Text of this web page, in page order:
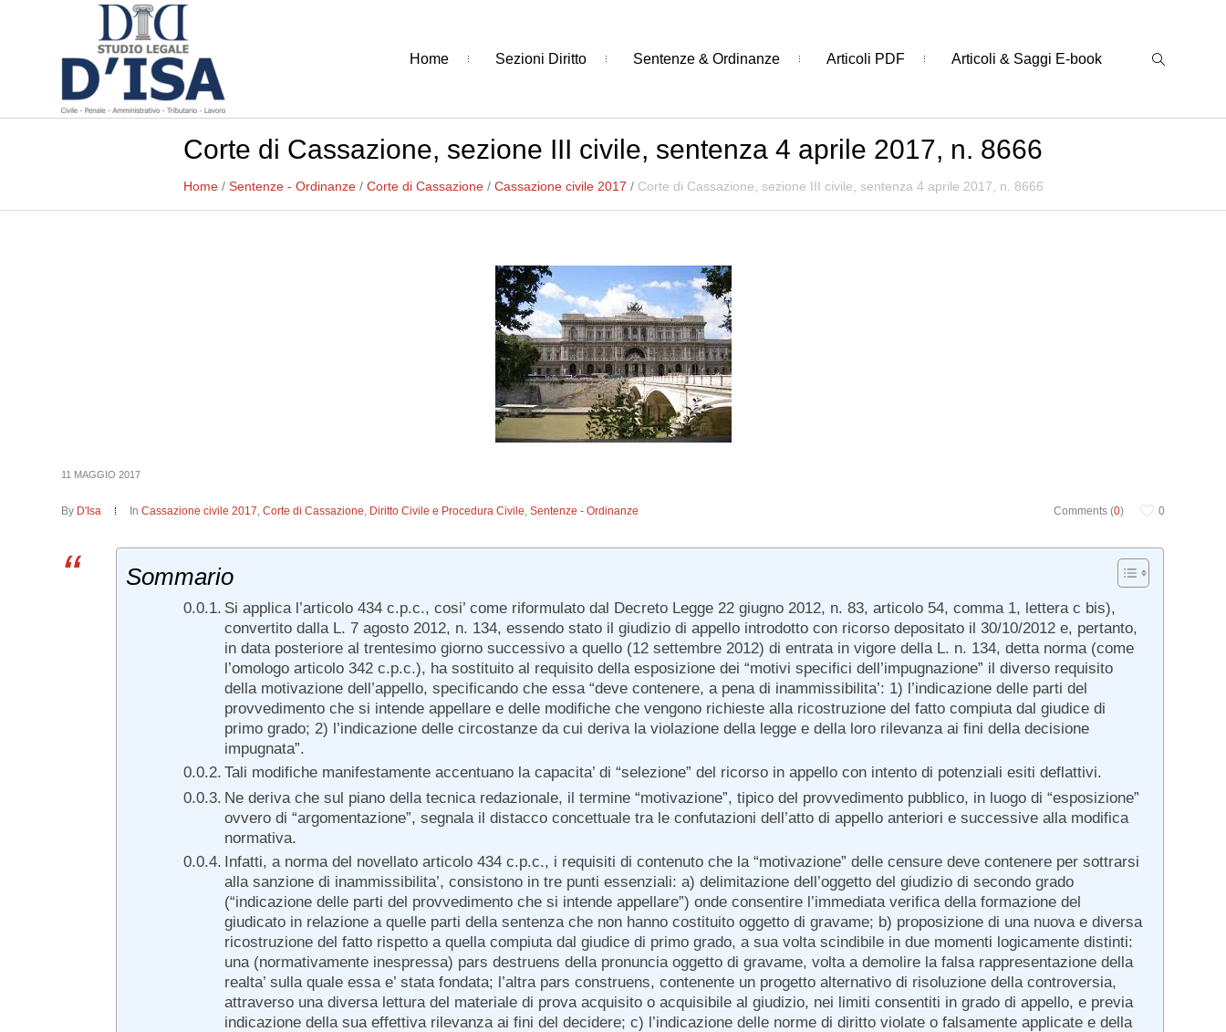
Home Sezioni Diritto Sentenze & Ordinanze Articoli PDF Articoli & Saggi E-book
Corte di Cassazione, sezione III civile, sentenza 4 aprile 2017, n. 8666
Home / Sentenze - Ordinanze / Corte di Cassazione / Cassazione civile 2017 / Corte di Cassazione, sezione III civile, sentenza 4 aprile 2017, n. 8666
11 MAGGIO 2017
Comments (0) 0
By D'Isa InCassazione civile 2017,Corte di Cassazione, Diritto Civile e Procedura Civile,Sentenze - Ordinanze
Sommario
Si applica l’articolo 434 c.p.c., cosi’ come riformulato dal Decreto Legge 22 giugno 2012, n. 83, articolo 54, comma 1, lettera c bis),
convertito dalla L. 7 agosto 2012, n. 134, essendo stato il giudizio di appello introdotto con ricorso depositato il 30/10/2012 e, pertanto,
in data posteriore al trentesimo giorno successivo a quello (12 settembre 2012) di entrata in vigore della L. n. 134, detta norma (come
l’omologo articolo 342 c.p.c.), ha sostituito al requisito della esposizione dei “motivi specifici dell’impugnazione” il diverso requisito
della motivazione dell’appello, specificando che essa “deve contenere, a pena di inammissibilita’: 1) l’indicazione delle parti del
provvedimento che si intende appellare e delle modifiche che vengono richieste alla ricostruzione del fatto compiuta dal giudice di
primo grado; 2) l’indicazione delle circostanze da cui deriva la violazione della legge e della loro rilevanza ai fini della decisione
impugnata”.
Tali modifiche manifestamente accentuano la capacita’ di “selezione” del ricorso in appello con intento di potenziali esiti deflattivi.
Ne deriva che sul piano della tecnica redazionale, il termine “motivazione”, tipico del provvedimento pubblico, in luogo di “esposizione”
ovvero di “argomentazione”, segnala il distacco concettuale tra le confutazioni dell’atto di appello anteriori e successive alla modifica
normativa.
Infatti, a norma del novellato articolo 434 c.p.c., i requisiti di contenuto che la “motivazione” delle censure deve contenere per sottrarsi
alla sanzione di inammissibilita’, consistono in tre punti essenziali: a) delimitazione dell’oggetto del giudizio di secondo grado
(“indicazione delle parti del provvedimento che si intende appellare”) onde consentire l’immediata verifica della formazione del
giudicato in relazione a quelle parti della sentenza che non hanno costituito oggetto di gravame; b) proposizione di una nuova e diversa
ricostruzione del fatto rispetto a quella compiuta dal giudice di primo grado, a sua volta scindibile in due momenti logicamente distinti:
una (normativamente inespressa) pars destruens della pronuncia oggetto di gravame, volta a demolire la falsa rappresentazione della
realta’ sulla quale essa e’ stata fondata; l’altra pars construens, contenente un progetto alternativo di risoluzione della controversia,
attraverso una diversa lettura del materiale di prova acquisito o acquisibile al giudizio, nei limiti consentiti in grado di appello, e previa
indicazione della sua effettiva rilevanza ai fini del decidere; c) l’indicazione delle norme di diritto violate o falsamente applicate e della